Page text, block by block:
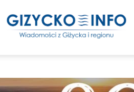
–
wiadomości